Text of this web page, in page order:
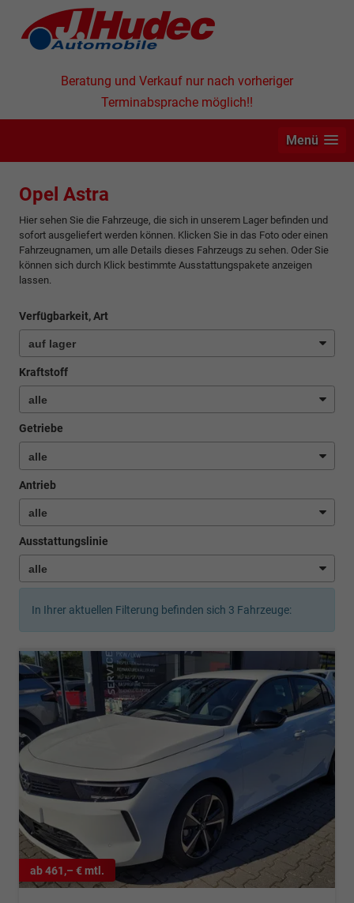
Beratung und Verkauf nur nach vorheriger
Terminabsprache möglich!!
Menü
Opel Astra
Hier sehen Sie die Fahrzeuge, die sich in unserem Lager befinden und
sofort ausgeliefert werden können. Klicken Sie in das Foto oder einen
Fahrzeugnamen, um alle Details dieses Fahrzeugs zu sehen. Oder Sie
können sich durch Klick bestimmte Ausstattungspakete anzeigen
lassen.
Verfügbarkeit, Art
Kraftstoff
Getriebe
Antrieb
Ausstattungslinie
In Ihrer aktuellen Filterung befinden sich 3 Fahrzeuge:
ab 461,– € mtl.